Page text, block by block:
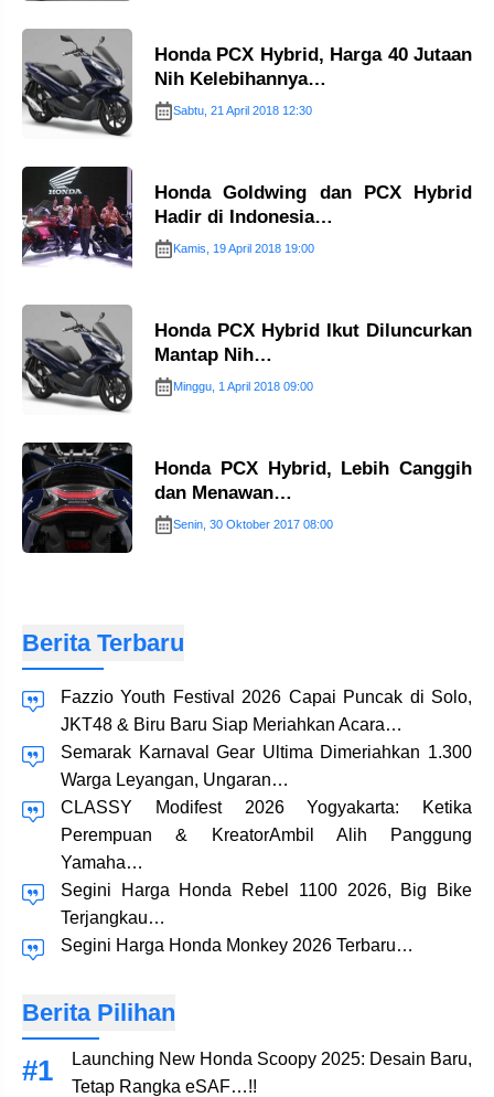
Honda PCX Hybrid, Harga 40 Jutaan
Nih Kelebihannya…
Sabtu, 21 April 2018 12:30
Honda Goldwing dan PCX Hybrid
Hadir di Indonesia…
Kamis, 19 April 2018 19:00
Honda PCX Hybrid Ikut Diluncurkan
Mantap Nih…
Minggu, 1 April 2018 09:00
Honda PCX Hybrid, Lebih Canggih
dan Menawan…
Senin, 30 Oktober 2017 08:00
Berita Terbaru
Fazzio Youth Festival 2026 Capai Puncak di Solo,
JKT48 & Biru Baru Siap Meriahkan Acara…
Semarak Karnaval Gear Ultima Dimeriahkan 1.300
Warga Leyangan, Ungaran…
CLASSY Modifest 2026 Yogyakarta: Ketika
Perempuan & KreatorAmbil Alih Panggung
Yamaha…
Segini Harga Honda Rebel 1100 2026, Big Bike
Terjangkau…
Segini Harga Honda Monkey 2026 Terbaru…
Berita Pilihan
Launching New Honda Scoopy 2025: Desain Baru,
Tetap Rangka eSAF…!!